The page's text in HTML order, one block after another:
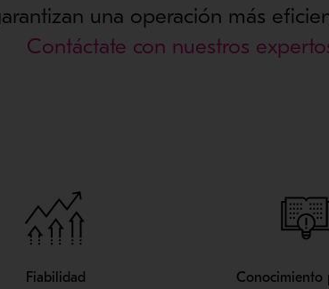
una operación más
Contáctate con nuestros
Fiabilidad
Conocimiento